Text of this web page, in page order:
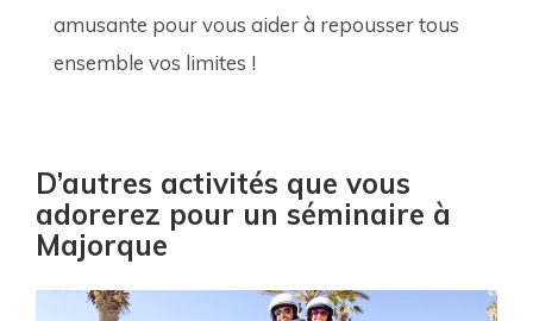
amusante pour vous aider à repousser tous
ensemble vos limites !
D’autres activités que vous
adorerez pour un séminaire à
Majorque